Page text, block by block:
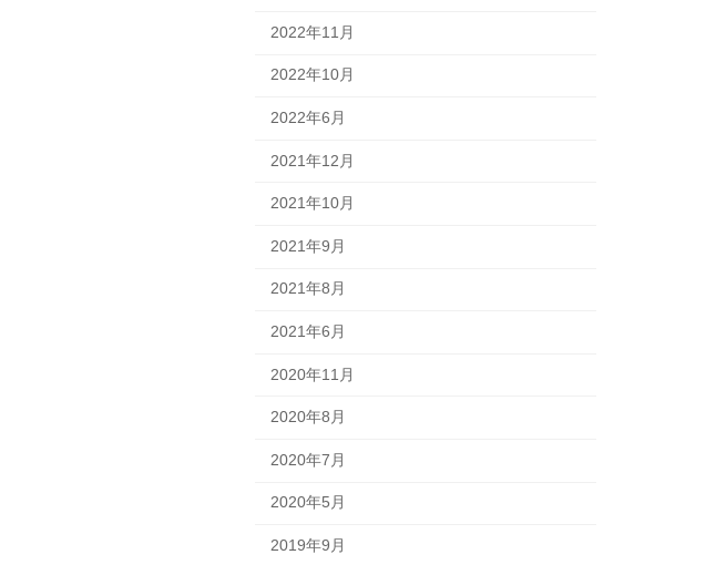
2022年11月
2022年10月
2022年6月
2021年12月
2021年10月
2021年9月
2021年8月
2021年6月
2020年11月
2020年8月
2020年7月
2020年5月
2019年9月